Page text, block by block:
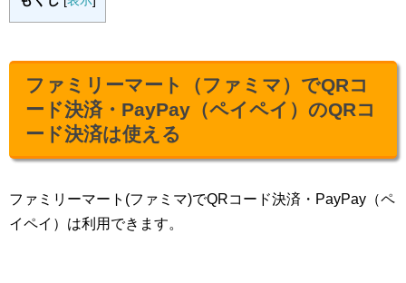
ファミリーマート（ファミマ）でQRコ
ード決済・PayPay（ペイペイ）のQRコ
ード決済は使える
ファミリーマート(ファミマ)でQRコード決済・PayPay（ペ
イペイ）は利用できます。